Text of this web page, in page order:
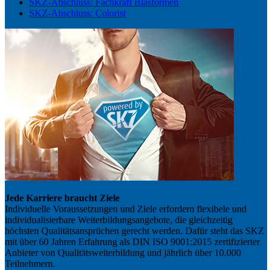
SKZ-Abschluss: Fachkraft Blasformen
SKZ-Abschluss: Colorist
Jede Karriere braucht Ziele
Individuelle Voraussetzungen und Ziele erfordern flexibele und
individualisierbare Weiterbildungsangebote, die gleichzeitig
höchsten Qualitätsansprüchen gerecht werden. Dafür steht das SKZ
mit über 60 Jahren Erfahrung als DIN ISO 9001:2015 zertifizierter
Anbieter von Qualitätsweiterbildung und jährlich über 10.000
Teilnehmern.